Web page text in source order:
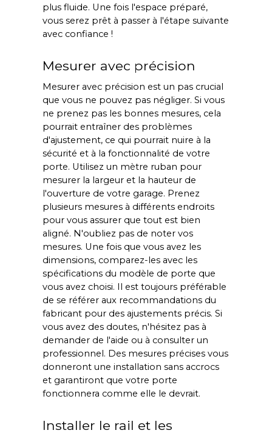
plus fluide. Une fois l'espace préparé,
vous serez prêt à passer à l'étape suivante
avec confiance !
Mesurer avec précision
Mesurer avec précision est un pas crucial
que vous ne pouvez pas négliger. Si vous
ne prenez pas les bonnes mesures, cela
pourrait entraîner des problèmes
d'ajustement, ce qui pourrait nuire à la
sécurité et à la fonctionnalité de votre
porte. Utilisez un mètre ruban pour
mesurer la largeur et la hauteur de
l'ouverture de votre garage. Prenez
plusieurs mesures à différents endroits
pour vous assurer que tout est bien
aligné. N'oubliez pas de noter vos
mesures. Une fois que vous avez les
dimensions, comparez-les avec les
spécifications du modèle de porte que
vous avez choisi. Il est toujours préférable
de se référer aux recommandations du
fabricant pour des ajustements précis. Si
vous avez des doutes, n'hésitez pas à
demander de l'aide ou à consulter un
professionnel. Des mesures précises vous
donneront une installation sans accrocs
et garantiront que votre porte
fonctionnera comme elle le devrait.
Installer le rail et les